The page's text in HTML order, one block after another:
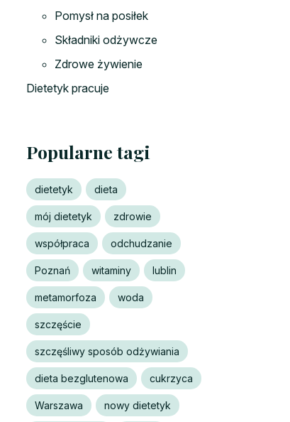
Pomysł na posiłek
Składniki odżywcze
Zdrowe żywienie
Dietetyk pracuje
Popularne tagi
dietetyk dieta
mój dietetyk zdrowie
współpraca odchudzanie
Poznań witaminy lublin
metamorfoza woda
szczęście
szczęśliwy sposób odżywiania
dieta bezglutenowa cukrzyca
Warszawa nowy dietetyk